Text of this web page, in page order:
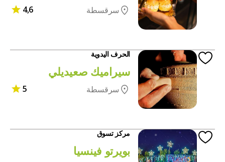
سرقسطة 4,6
الحرف اليدوية
سيراميك صعيديلي
سرقسطة 5
مركز تسوق
بويرتو فينسيا